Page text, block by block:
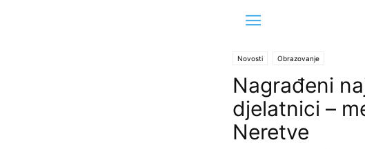
Novosti Obrazovanje
Nagrađeni
djelatnici –
Neretve